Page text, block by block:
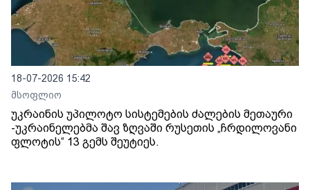
18-07-2026 15:42
მსოფლიო
უკრაინის უპილოტო სისტემების ძალების მეთაური
-უკრაინელებმა შავ ზღვაში რუსეთის „ჩრდილოვანი
ფლოტის“ 13 გემს შეუტიეს.